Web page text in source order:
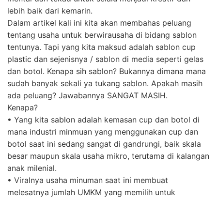
lebih baik dari kemarin.
Dalam artikel kali ini kita akan membahas peluang
tentang usaha untuk berwirausaha di bidang sablon
tentunya. Tapi yang kita maksud adalah sablon cup
plastic dan sejenisnya / sablon di media seperti gelas
dan botol. Kenapa sih sablon? Bukannya dimana mana
sudah banyak sekali ya tukang sablon. Apakah masih
ada peluang? Jawabannya SANGAT MASIH.
Kenapa?
• Yang kita sablon adalah kemasan cup dan botol di
mana industri minmuan yang menggunakan cup dan
botol saat ini sedang sangat di gandrungi, baik skala
besar maupun skala usaha mikro, terutama di kalangan
anak milenial.
• Viralnya usaha minuman saat ini membuat
melesatnya jumlah UMKM yang memilih untuk